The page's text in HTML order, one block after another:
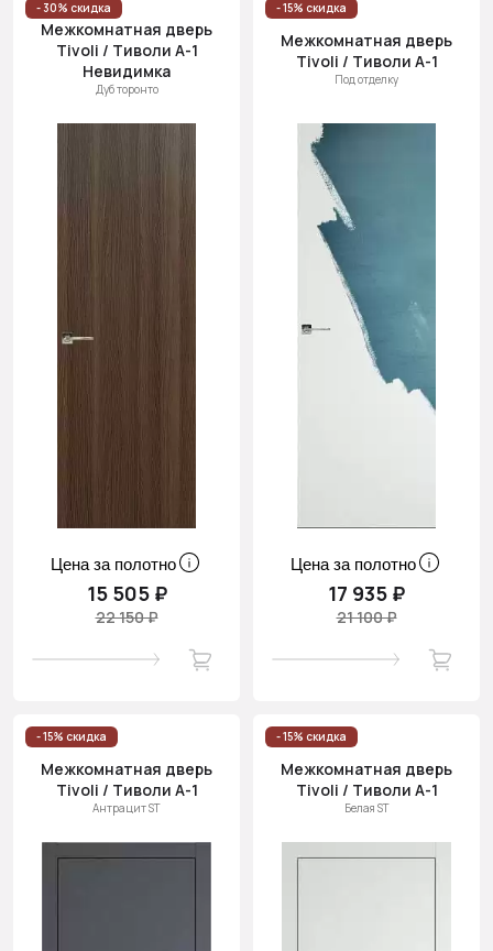
- 30% скидка
Межкомнатная дверь
Tivoli / Тиволи А-1
Невидимка
Дуб торонто
Цена за полотно
15 505 ₽
22 150 ₽
- 15% скидка
Межкомнатная дверь
Tivoli / Тиволи А-1
Под отделку
Цена за полотно
17 935 ₽
21 100 ₽
- 15% скидка
Межкомнатная дверь
Tivoli / Тиволи А-1
Антрацит ST
- 15% скидка
Межкомнатная дверь
Tivoli / Тиволи А-1
Белая ST